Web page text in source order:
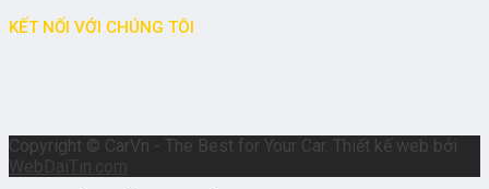
KẾT NỐI VỚI CHÚNG TÔI
Copyright © CarVn - The Best for Your Car. Thiết kế web bởi
WebDaiTin.com